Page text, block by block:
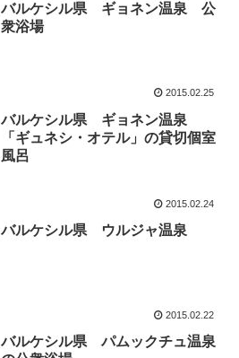
バルケシル県 ギョネン温泉 公
衆浴場
2015.02.25
バルケシル県 ギョネン温泉
「ギュネシ・オテル」の貸切個室
風呂
2015.02.24
バルケシル県 ウルジャ温泉
2015.02.22
バルケシル県 パムックチュ温泉